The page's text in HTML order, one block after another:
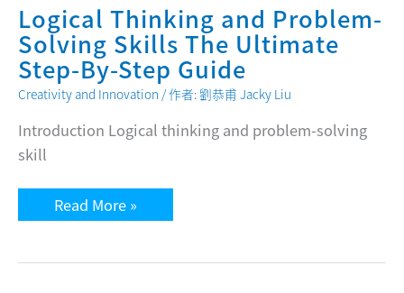
Logical Thinking and Problem-
Solving Skills The Ultimate
Step-By-Step Guide
Creativity and Innovation / 作者:劉恭甫 Jacky Liu
Introduction Logical thinking and problem-solving
skill
Logical
Thinking
Solving
Read More »